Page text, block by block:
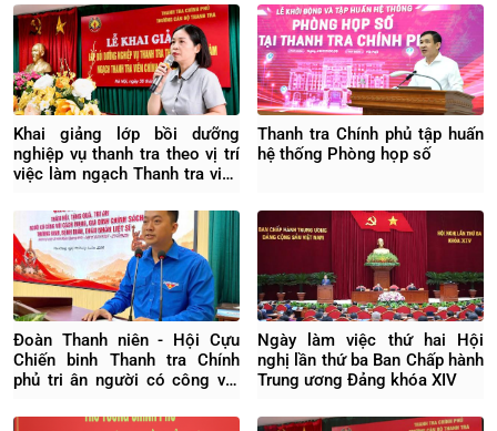
Khai giảng lớp bồi dưỡng
nghiệp vụ thanh tra theo vị trí
việc làm ngạch Thanh tra viên
Thanh tra Chính phủ tập huấn
hệ thống Phòng họp số
Đoàn Thanh niên - Hội Cựu
Chiến binh Thanh tra Chính
phủ tri ân người có công với
Ngày làm việc thứ hai Hội
nghị lần thứ ba Ban Chấp hành
Trung ương Đảng khóa XIV